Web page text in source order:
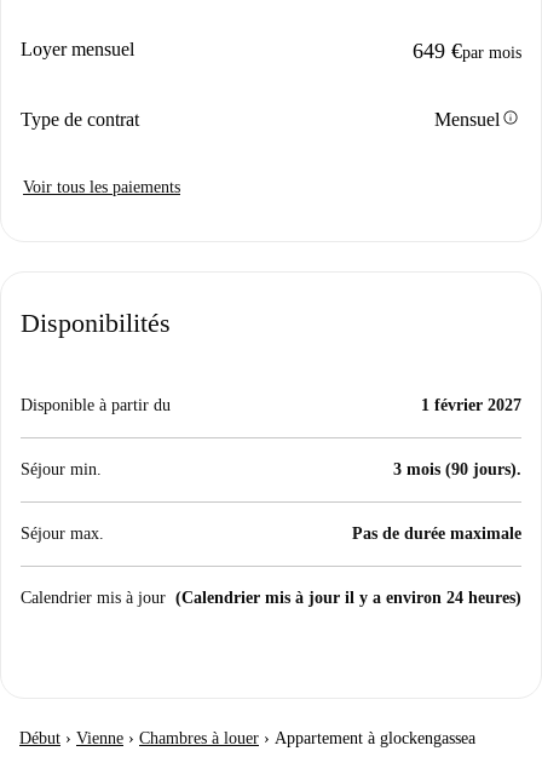
Loyer mensuel 649 €par mois
Type de contrat Mensuel info
Voir tous les paiements
Disponibilités
Disponible à partir du 1 février 2027
Séjour min. 3 mois (90 jours).
Séjour max. Pas de durée maximale
Calendrier mis à jour (Calendrier mis à jour il y a environ 24 heures)
Début › Vienne › Chambres à louer › Appartement à glockengassea